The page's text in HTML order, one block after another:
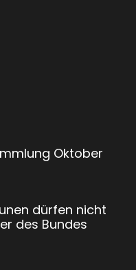
Oktober
dürfen nicht
des Bundes